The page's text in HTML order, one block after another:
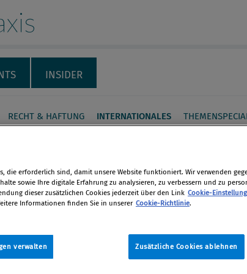
INSIDER
RECHT & HAFTUNG INTERNATIONALES
seine Leitlinien
von
Programmen und
nachdem das US-
Justizministerium (DOJ) seine
die erforderlich sind, damit unsere Website funktioniert. Wir verwenden
sowie Ihre digitale Erfahrung zu analysieren, zu verbessern und zu
dieser zusätzlichen Cookies jederzeit über den Link Cookie-
Informationen finden Sie in unserer Cookie-Richtlinie.
Zusätzliche Cookies ablehnen
verwalten